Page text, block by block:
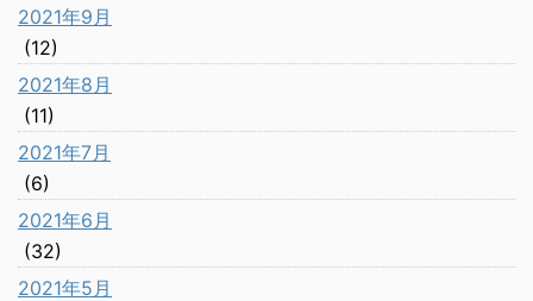
2021年9月
(12)
2021年8月
(11)
2021年7月
(6)
2021年6月
(32)
2021年5月